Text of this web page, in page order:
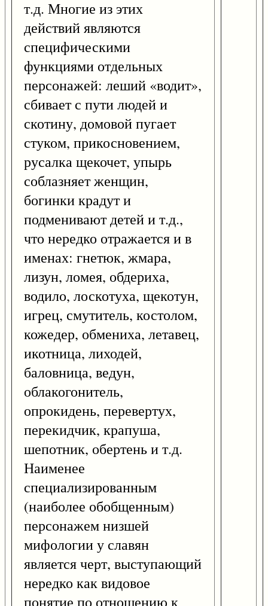
т.д. Многие из этих
действий являются
специфическими
функциями отдельных
персонажей: леший «водит»,
сбивает с пути людей и
скотину, домовой пугает
стуком, прикосновением,
русалка щекочет, упырь
соблазняет женщин,
богинки крадут и
подменивают детей и т.д.,
что нередко отражается и в
именах: гнетюк, жмара,
лизун, ломея, обдериха,
водило, лоскотуха, щекотун,
игрец, смутитель, костолом,
кожедер, обмениха, летавец,
икотница, лиходей,
баловница, ведун,
облакогонитель,
опрокидень, перевертух,
перекидчик, крапуша,
шепотник, обертень и т.д.
Наименее
специализированным
(наиболее обобщенным)
персонажем низшей
мифологии у славян
является черт, выступающий
нередко как видовое
понятие по отношению к